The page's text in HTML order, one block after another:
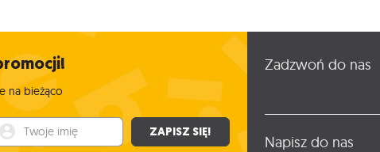
na bieżąco
imię ZAPISZ SIĘ!
Zadzwoń do nas
Napisz do nas